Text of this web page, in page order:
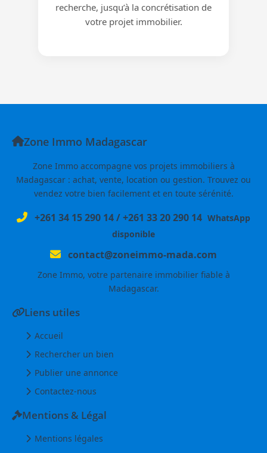
recherche, jusqu’à la concrétisation de
votre projet immobilier.
Zone Immo Madagascar
Zone Immo accompagne vos projets immobiliers à
Madagascar : achat, vente, location ou gestion. Trouvez ou
vendez votre bien facilement et en toute sérénité.
+261 34 15 290 14/+261 33 20 290 14 WhatsApp
disponible
contact@zoneimmo-mada.com
Zone Immo, votre partenaire immobilier fiable à
Madagascar.
Liens utiles
Accueil
Rechercher un bien
Publier une annonce
Contactez-nous
Mentions & Légal
Mentions légales